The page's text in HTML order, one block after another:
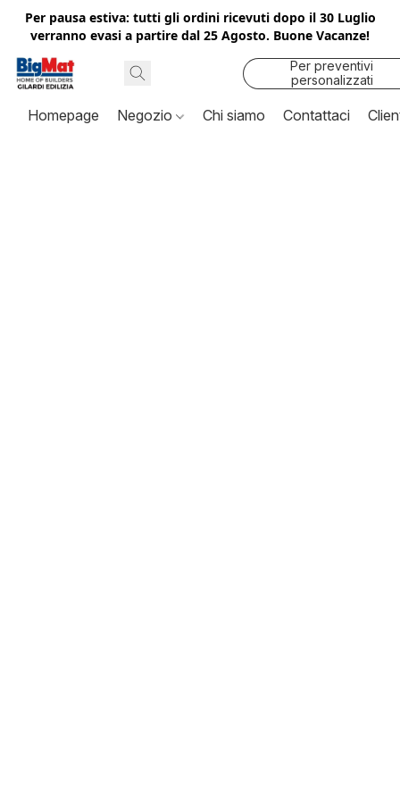
Per pausa estiva: tutti gli ordini ricevuti dopo il 30 Luglio
verranno evasi a partire dal 25 Agosto. Buone Vacanze!
Per preventivi
personalizzati
contattaci
Homepage Negozio Chi siamo Contattaci